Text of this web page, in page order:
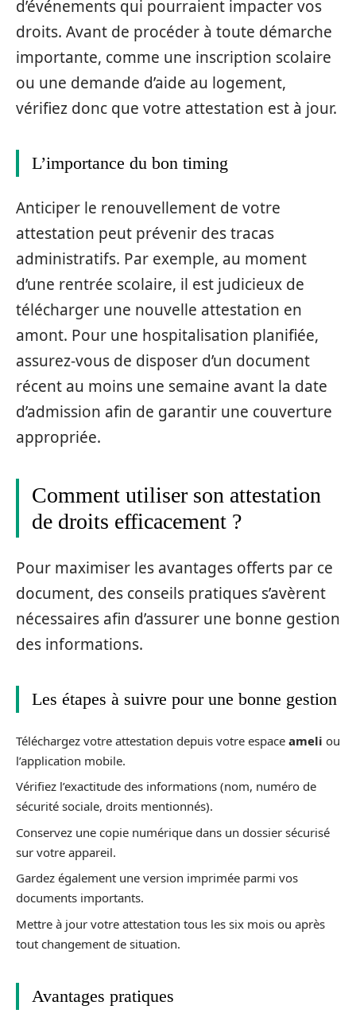
d’événements qui pourraient impacter vos
droits. Avant de procéder à toute démarche
importante, comme une inscription scolaire
ou une demande d’aide au logement,
vérifiez donc que votre attestation est à jour.
L’importance du bon timing
Anticiper le renouvellement de votre
attestation peut prévenir des tracas
administratifs. Par exemple, au moment
d’une rentrée scolaire, il est judicieux de
télécharger une nouvelle attestation en
amont. Pour une hospitalisation planifiée,
assurez-vous de disposer d’un document
récent au moins une semaine avant la date
d’admission afin de garantir une couverture
appropriée.
Comment utiliser son attestation
de droits efficacement ?
Pour maximiser les avantages offerts par ce
document, des conseils pratiques s’avèrent
nécessaires afin d’assurer une bonne gestion
des informations.
Les étapes à suivre pour une bonne gestion
Téléchargez votre attestation depuis votre espace ameli ou
l’application mobile.
Vérifiez l’exactitude des informations (nom, numéro de
sécurité sociale, droits mentionnés).
Conservez une copie numérique dans un dossier sécurisé
sur votre appareil.
Gardez également une version imprimée parmi vos
documents importants.
Mettre à jour votre attestation tous les six mois ou après
tout changement de situation.
Avantages pratiques